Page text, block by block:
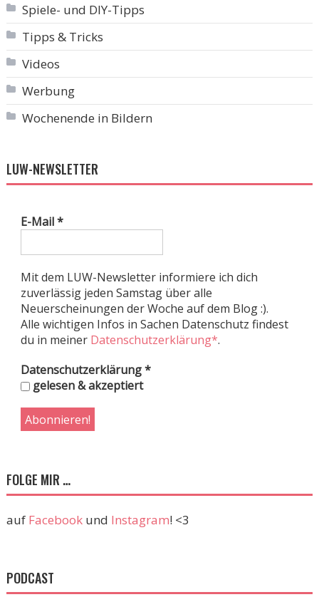
Spiele- und DIY-Tipps
Tipps & Tricks
Videos
Werbung
Wochenende in Bildern
LUW-NEWSLETTER
E-Mail*
Mit dem LUW-Newsletter informiere ich dich
zuverlässig jeden Samstag über alle
Neuerscheinungen der Woche auf dem Blog :).
Alle wichtigen Infos in Sachen Datenschutz findest
du in meiner Datenschutzerklärung*.
Datenschutzerklärung*
gelesen & akzeptiert
FOLGE MIR …
auf Facebookund Instagram! <3
PODCAST